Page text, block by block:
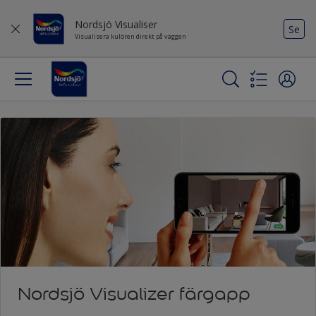
Nordsjö Visualiser
Visualisera kulören direkt på väggen
Se
Nordsjö Visualizer färgapp